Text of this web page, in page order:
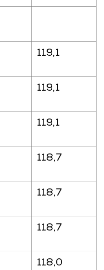
119,1
119,1
119,1
118,7
118,7
118,7
118,0